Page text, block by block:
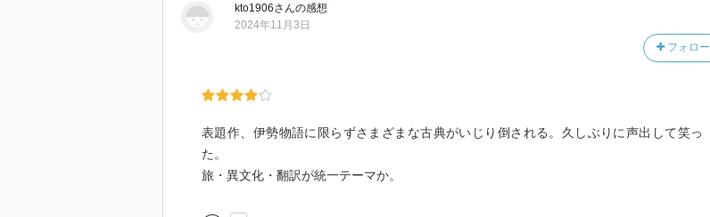
kto1906さんの感想
フォロー
2024年11月3日
表題作、伊勢物語に限らずさまざまな古典がいじり倒される。久しぶりに声出して笑っ
た。
旅・異文化・翻訳が統一テーマか。